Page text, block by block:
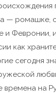
— ромашке,
и Февронии,
как
сегодня
времена на